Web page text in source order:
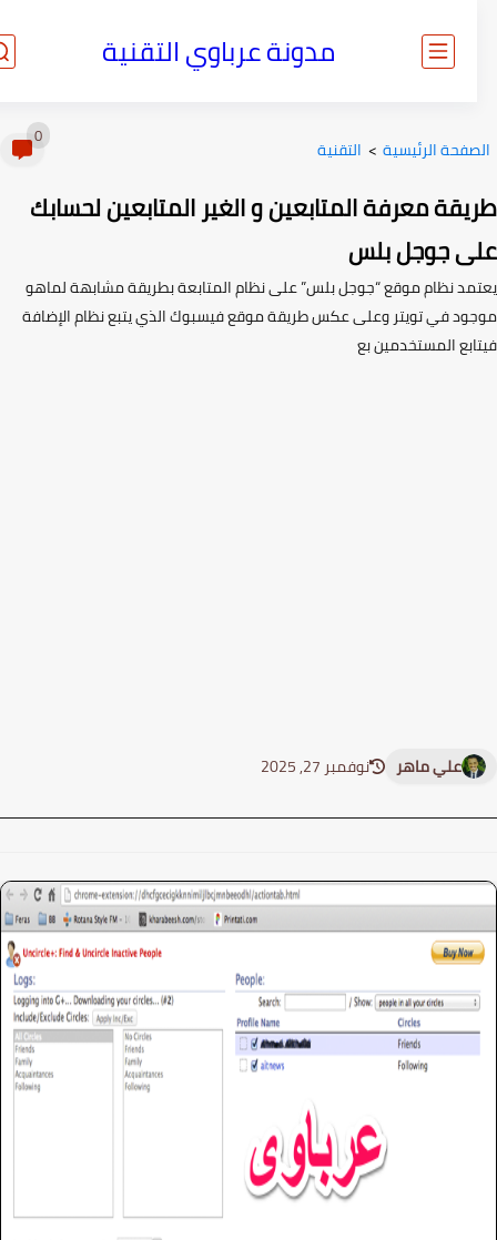
مدونة عرباوي التقنية
الرئيسية> التقنية
معرفة المتابعين و الغير المتابعين لحسابك
جوجل بلس
نظام موقع “جوجل بلس” على نظام المتابعة بطريقة مشابهة لماهو
في تويتر وعلى عكس طريقة موقع فيسبوك الذي يتبع نظام الإضافة
المستخدمين بع
علي ماهر نوفمبر 27, 2025